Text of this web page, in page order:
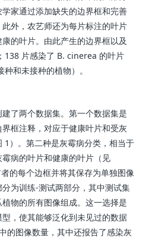
家通过添加缺失的边界框和完善
外，农艺师还为每片标注的叶片
的叶片。由此产生的边界框以及
138 片感染了 B. cinerea 的叶片
和未接种的植物）。
了两个数据集。第一个数据集是
框注释，对应于健康叶片和受灰
1）。第二种是灰霉病分类，相当于
病的叶片和健康的叶片（见
的每个边框并将其保存为单独图像
为训练-测试两部分，其中测试集
物的所有图像组成。这一选择是
，使其能够泛化到未见过的数据
的图像数量，其中还报告了感染灰